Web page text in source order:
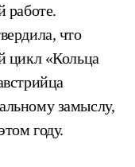
работе.
что
цикл «Кольца
замыслу,
году.